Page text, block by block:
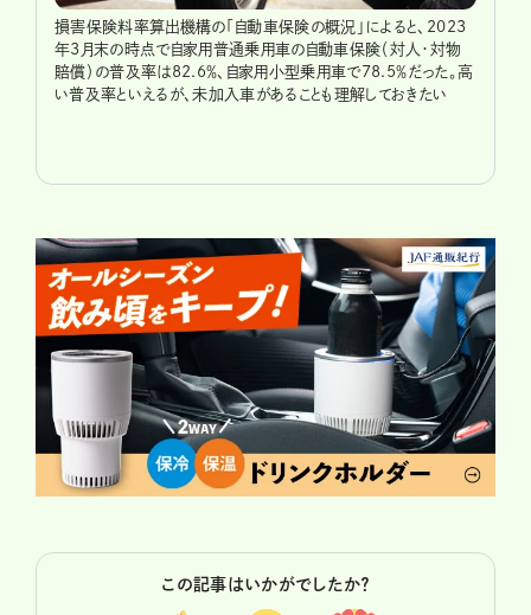
損害保険料率算出機構の「自動車保険の概況」によると、2023
年3月末の時点で自家用普通乗用車の自動車保険（対人・対物
賠償）の普及率は82.6％、自家用小型乗用車で78.5％だった。高
い普及率といえるが、未加入車があることも理解しておきたい
この記事はいかがでしたか？